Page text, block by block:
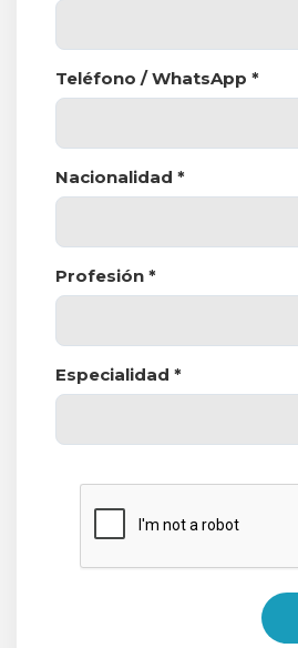
Teléfono / WhatsApp *
Nacionalidad *
Profesión *
Especialidad *